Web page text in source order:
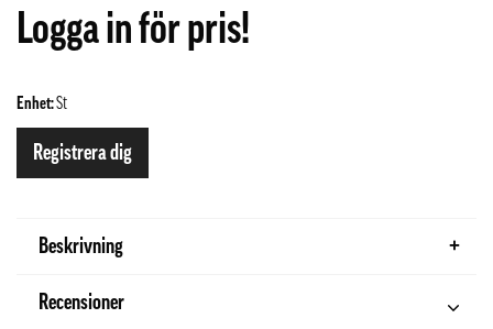
Logga in för pris!
Enhet:St
Registrera dig
Beskrivning
Recensioner